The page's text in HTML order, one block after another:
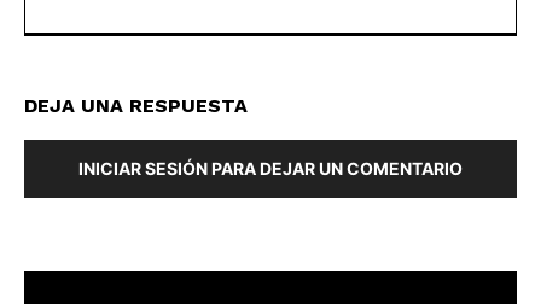
DEJA UNA RESPUESTA
INICIAR SESIÓN PARA DEJAR UN COMENTARIO